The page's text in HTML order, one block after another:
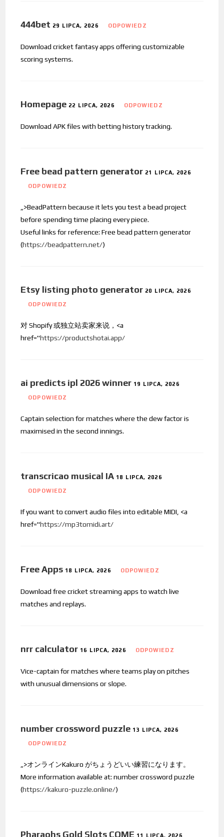
444bet 29 LIPCA, 2026 ODPOWIEDZ
Download cricket fantasy apps offering customizable
scoring systems.
Homepage 22 LIPCA, 2026 ODPOWIEDZ
Download APK files with betting history tracking.
Free bead pattern generator 21 LIPCA, 2026
ODPOWIEDZ
„>BeadPattern because it lets you test a bead project
before spending time placing every piece.
Useful links for reference: Free bead pattern generator
(https://beadpattern.net/)
Etsy listing photo generator 20 LIPCA, 2026
ODPOWIEDZ
对 Shopify 或独立站卖家来说，<a
href="https://productshotai.app/
ai predicts ipl 2026 winner 19 LIPCA, 2026
ODPOWIEDZ
Captain selection for matches where the dew factor is
maximised in the second innings.
transcricao musical IA 18 LIPCA, 2026
ODPOWIEDZ
If you want to convert audio files into editable MIDI, <a
href="https://mp3tomidi.art/
Free Apps 18 LIPCA, 2026 ODPOWIEDZ
Download free cricket streaming apps to watch live
matches and replays.
nrr calculator 16 LIPCA, 2026 ODPOWIEDZ
Vice-captain for matches where teams play on pitches
with unusual dimensions or slope.
number crossword puzzle 13 LIPCA, 2026
ODPOWIEDZ
„>オンラインKakuro がちょうどいい練習になります。
More information available at: number crossword puzzle
(https://kakuro-puzzle.online/)
Pharaohs Gold Slots COME 11 LIPCA, 2026